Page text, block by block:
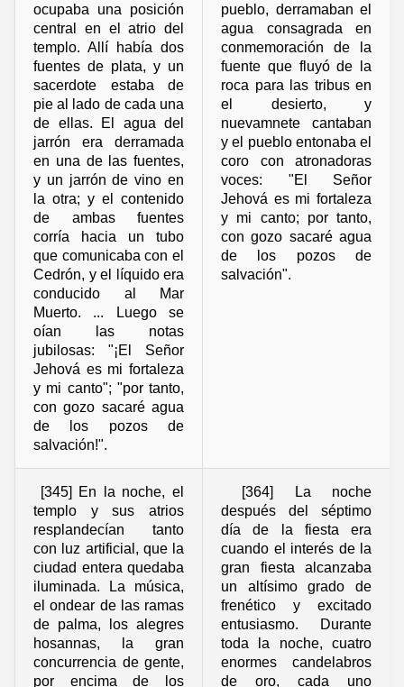
ocupaba una posición
central en el atrio del
templo. Allí había dos
fuentes de plata, y un
sacerdote estaba de
pie al lado de cada una
de ellas. El agua del
jarrón era derramada
en una de las fuentes,
y un jarrón de vino en
la otra; y el contenido
de ambas fuentes
corría hacia un tubo
que comunicaba con el
Cedrón, y el líquido era
conducido al Mar
Muerto. ... Luego se
oían las notas
jubilosas: "¡El Señor
Jehová es mi fortaleza
y mi canto"; "por tanto,
con gozo sacaré agua
de los pozos de
salvación!".
pueblo, derramaban el
agua consagrada en
conmemoración de la
fuente que fluyó de la
roca para las tribus en
el desierto, y
nuevamnete cantaban
y el pueblo entonaba el
coro con atronadoras
voces: "El Señor
Jehová es mi fortaleza
y mi canto; por tanto,
con gozo sacaré agua
de los pozos de
salvación".
[345] En la noche, el
templo y sus atrios
resplandecían tanto
con luz artificial, que la
ciudad entera quedaba
iluminada. La música,
el ondear de las ramas
de palma, los alegres
hosannas, la gran
concurrencia de gente,
por encima de los
[364] La noche
después del séptimo
día de la fiesta era
cuando el interés de la
gran fiesta alcanzaba
un altísimo grado de
frenético y excitado
entusiasmo. Durante
toda la noche, cuatro
enormes candelabros
de oro, cada uno